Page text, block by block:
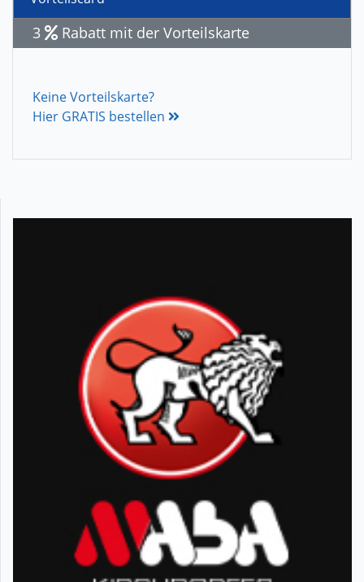
3 Rabatt mit der Vorteilskarte
Keine Vorteilskarte?
Hier GRATIS bestellen